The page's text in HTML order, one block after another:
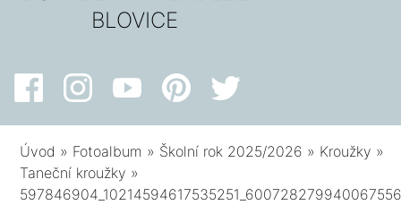
BLOVICE
Úvod » Fotoalbum » Školní rok 2025/2026 » Kroužky »
Taneční kroužky »